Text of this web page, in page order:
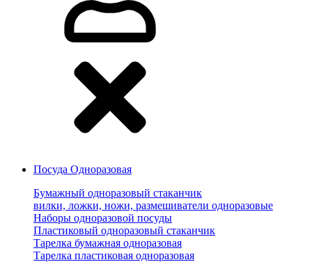
Посуда Одноразовая
Бумажный одноразовый стаканчик
вилки, ложки, ножи, размешиватели одноразовые
Наборы одноразовой посуды
Пластиковый одноразовый стаканчик
Тарелка бумажная одноразовая
Тарелка пластиковая одноразовая